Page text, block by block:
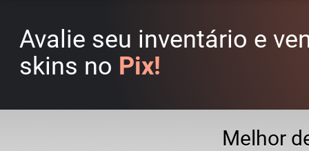
Avalie seu inventário e
skins no Pix!
Melhor